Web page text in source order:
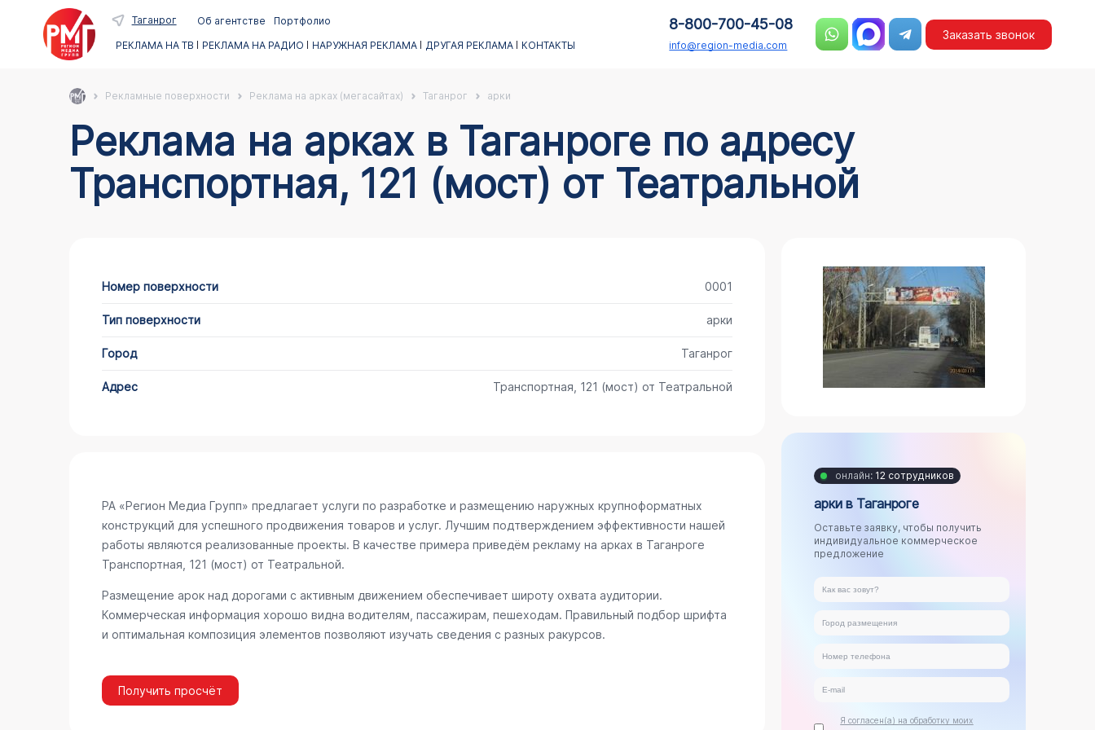
Таганрог Об агентстве
Портфолио
РЕКЛАМА НА ТВ
РЕКЛАМА НА РАДИО НАРУЖНАЯ РЕКЛАМА ДРУГАЯ РЕКЛАМА КОНТАКТЫ
8-800-700-45-08
info@region-media.com
Заказать звонок
Рекламные поверхности Реклама на арках (мегасайтах) Таганрог арки
Реклама на арках в Таганроге по адресу
Транспортная, 121 (мост) от Театральной
Номер поверхности 0001
Тип поверхности арки
Город Таганрог
Адрес Транспортная, 121 (мост) от Театральной
РА «Регион Медиа Групп» предлагает услуги по разработке и размещению наружных крупноформатных
конструкций для успешного продвижения товаров и услуг. Лучшим подтверждением эффективности нашей
работы являются реализованные проекты. В качестве примера приведём рекламу на арках в Таганроге
Транспортная, 121 (мост) от Театральной.
Размещение арок над дорогами с активным движением обеспечивает широту охвата аудитории.
Коммерческая информация хорошо видна водителям, пассажирам, пешеходам. Правильный подбор шрифта
и оптимальная композиция элементов позволяют изучать сведения с разных ракурсов.
Получить просчёт
онлайн: 12 сотрудников
арки в Таганроге
Оставьте заявку, чтобы получить
индивидуальное коммерческое
предложение
Я согласен(а) на обработку моих